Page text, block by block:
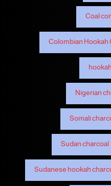
Coal
Colombian
Nigerian
Somali
Sudan charcoal
Sudanese hookah